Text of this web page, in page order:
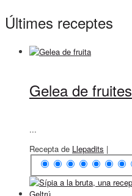
Últimes receptes
Gelea de fruites
...
Recepta de Llepadits |